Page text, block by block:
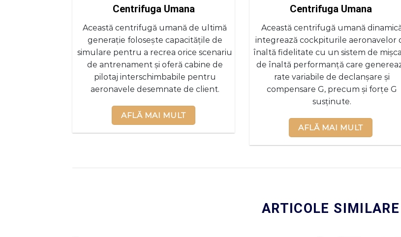
Centrifuga Umana
Această centrifugă umană de ultimă
generație folosește capacitățile de
simulare pentru a recrea orice scenariu
de antrenament și oferă cabine de
pilotaj interschimbabile pentru
aeronavele desemnate de client.
AFLĂ MAI MULT
Centrifuga Umana
Această centrifugă umană
integrează cockpiturile aeronavelor
înaltă fidelitate cu un sistem de
de înaltă performanță care
rate variabile de declanșare și
compensare G, precum și forțe G
susținute.
AFLĂ MAI MULT
ARTICOLE SIMILARE